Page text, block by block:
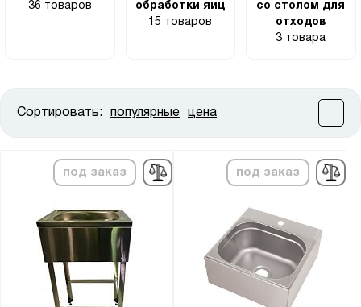
36 товаров
обработки яиц
15 товаров
со столом для
отходов
3 товара
Сортировать: популярные цена
под заказ под заказ
от до
Ширина, мм: